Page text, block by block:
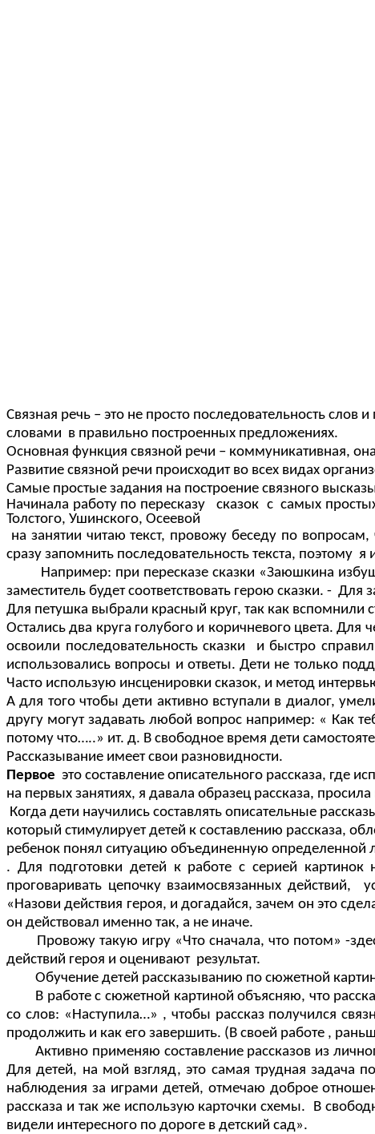
Связная речь – это не просто последовательность
словами в правильно построенных предложениях.
Основная функция связной речи – коммуникативная,
Развитие связной речи происходит во всех видах
Самые простые задания на построение связного
Начинала работу по пересказу сказок с самых
Толстого, Ушинского, Осеевой
на занятии читаю текст, провожу беседу по
сразу запомнить последовательность текста, поэтому
Например: при пересказе сказки «Заюшкина
заместитель будет соответствовать герою сказки. -
Для петушка выбрали красный круг, так как вспомнили
Остались два круга голубого и коричневого цвета.
освоили последовательность сказки и быстро
использовались вопросы и ответы. Дети не только
Часто использую инсценировки сказок, и метод
А для того чтобы дети активно вступали в диалог,
другу могут задавать любой вопрос например: « Как
потому что…..» ит. д. В свободное время дети
Рассказывание имеет свои разновидности.
Первое это составление описательного рассказа,
на первых занятиях, я давала образец рассказа,
Когда дети научились составлять описательные
который стимулирует детей к составлению рассказа,
ребенок понял ситуацию объединенную определенной
. Для подготовки детей к работе с серией
проговаривать цепочку взаимосвязанных действий,
«Назови действия героя, и догадайся, зачем он это
он действовал именно так, а не иначе.
Провожу такую игру «Что сначала, что потом» -
действий героя и оценивают результат.
Обучение детей рассказыванию по сюжетной
В работе с сюжетной картиной объясняю, что
со слов: «Наступила…» , чтобы рассказ получился
продолжить и как его завершить. (В своей работе ,
Активно применяю составление рассказов из
Для детей, на мой взгляд, это самая трудная задача
наблюдения за играми детей, отмечаю доброе
рассказа и так же использую карточки схемы. В
видели интересного по дороге в детский сад».